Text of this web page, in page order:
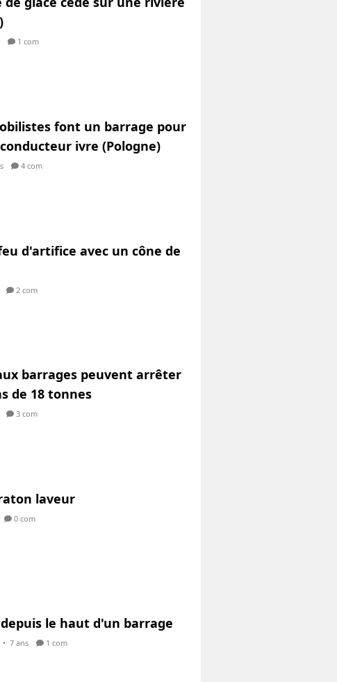
1 com
font un barrage pour
ivre (Pologne)
4 com
d'artifice avec un cône de
2 com
barrages peuvent arrêter
de 18 tonnes
3 com
laveur
0 com
depuis le haut d'un barrage
• 7 ans 1 com